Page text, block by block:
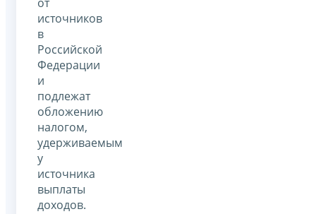
источников
в
Российской
Федерации
и
подлежат
обложению
налогом,
удерживаемым
у
источника
выплаты
доходов.